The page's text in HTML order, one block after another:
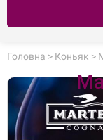
Головна > Коньяк >